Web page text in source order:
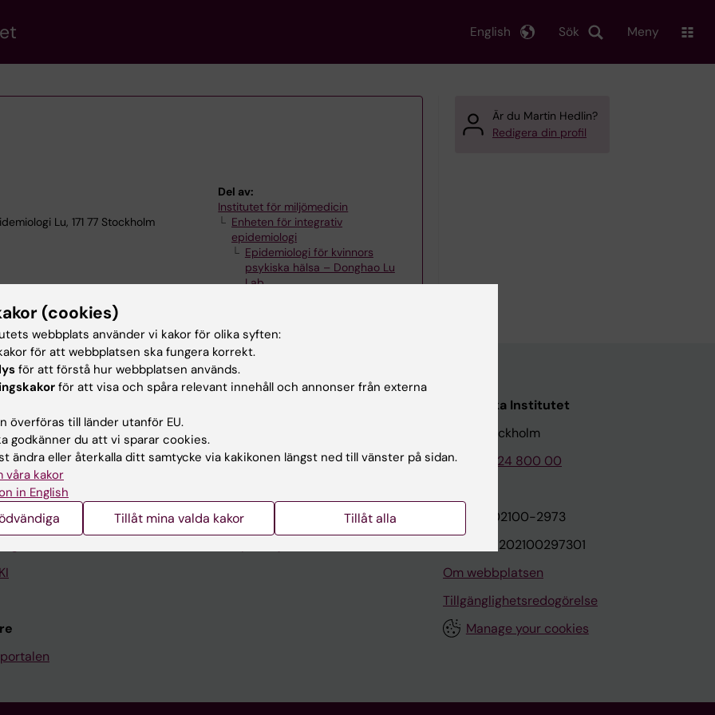
Sök
English Meny
Lu, 171 77 Stockholm
Del av:
Institutet för miljömedicin
Enheten för integrativ
epidemiologi
Epidemiologi för kvinnors
psykiska hälsa – Donghao Lu
Lab
Är du Martin Hedlin?
Redigera din profil
Universitetsbiblioteket
Stöd forskning och utbildning
Karolinska Institutet Innovation
Karolinska Institutet
171 77 Stockholm
Tel: 08-524 800 00
Org.nr: 202100-2973
VAT.nr: SE202100297301
Om webbplatsen
Tillgänglighetsredogörelse
Manage your cookies
(cookies)
webbplats använder vi kakor för olika syften:
för att webbplatsen ska fungera korrekt.
för att förstå hur webbplatsen används.
för att visa och spåra relevant innehåll och annonser från externa
överföras till länder utanför EU.
godkänner du att vi sparar cookies.
ändra eller återkalla ditt samtycke via kakikonen längst ned till vänster på sidan.
våra kakor
in English
Tillåt mina valda kakor Tillåt alla